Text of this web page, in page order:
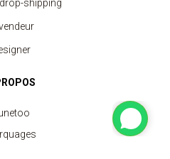
shipping